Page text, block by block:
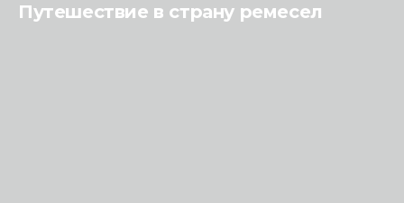
Путешествие в страну ремесел